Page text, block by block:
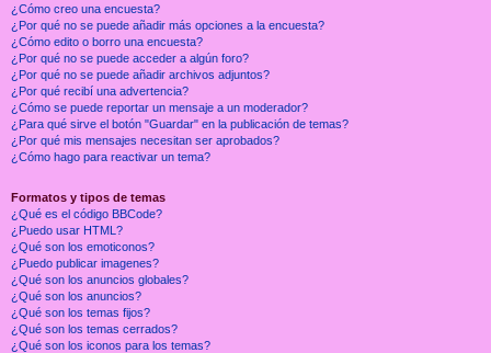
¿Cómo creo una encuesta?
¿Por qué no se puede añadir más opciones a la encuesta?
¿Cómo edito o borro una encuesta?
¿Por qué no se puede acceder a algún foro?
¿Por qué no se puede añadir archivos adjuntos?
¿Por qué recibí una advertencia?
¿Cómo se puede reportar un mensaje a un moderador?
¿Para qué sirve el botón "Guardar" en la publicación de temas?
¿Por qué mis mensajes necesitan ser aprobados?
¿Cómo hago para reactivar un tema?
Formatos y tipos de temas
¿Qué es el código BBCode?
¿Puedo usar HTML?
¿Qué son los emoticonos?
¿Puedo publicar imagenes?
¿Qué son los anuncios globales?
¿Qué son los anuncios?
¿Qué son los temas fijos?
¿Qué son los temas cerrados?
¿Qué son los iconos para los temas?